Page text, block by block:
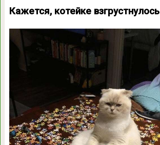
Кажется, котейке взгрустнулось